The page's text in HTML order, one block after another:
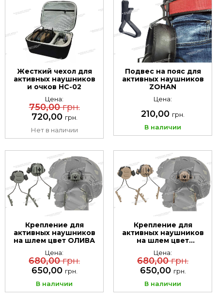
Жесткий чехол для
активных наушников
и очков HC-02
Цена:
750,00грн.
720,00 грн.
Нет в наличии
Подвес на пояс для
активных наушников
ZOHAN
Цена:
210,00 грн.
В наличии
Крепление для
активных наушников
на шлем цвет ОЛИВА
Цена:
680,00грн.
650,00 грн.
В наличии
Крепление для
активных наушников
на шлем цвет
Цена:
680,00грн.
650,00 грн.
В наличии